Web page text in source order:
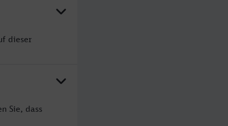
dieser
Sie, dass